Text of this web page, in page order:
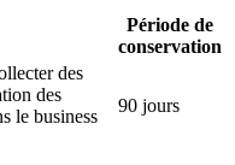
Période de
conservation
des
des
le business
90 jours